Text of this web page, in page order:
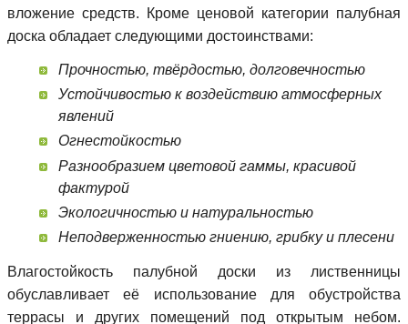
вложение средств. Кроме ценовой категории палубная
доска обладает следующими достоинствами:
Прочностью, твёрдостью, долговечностью
Устойчивостью к воздействию атмосферных
явлений
Огнестойкостью
Разнообразием цветовой гаммы, красивой
фактурой
Экологичностью и натуральностью
Неподверженностью гниению, грибку и плесени
Влагостойкость палубной доски из лиственницы
обуславливает её использование для обустройства
террасы и других помещений под открытым небом.